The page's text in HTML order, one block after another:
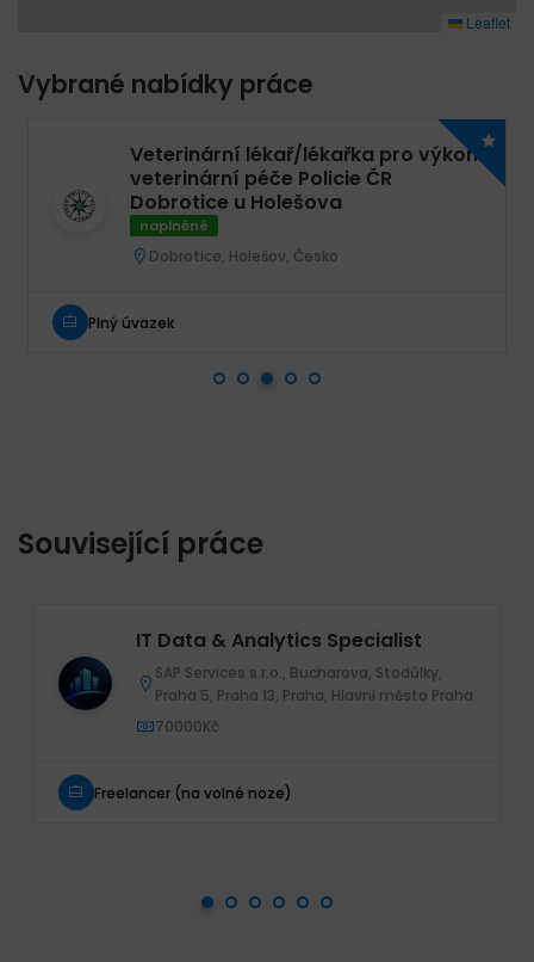
Leaflet
Vybrané nabídky práce
Veterinární lékař/lékařka pro výkon
veterinární péče Policie ČR
Dobrotice u Holešova
naplněné
Dobrotice, Holešov, Česko
Plný úvazek
Související práce
IT Data & Analytics Specialist
SAP Services s.r.o., Bucharova, Stodůlky,
Praha 5, Praha 13, Praha, Hlavní město Praha
70000Kč
Freelancer (na volné noze)